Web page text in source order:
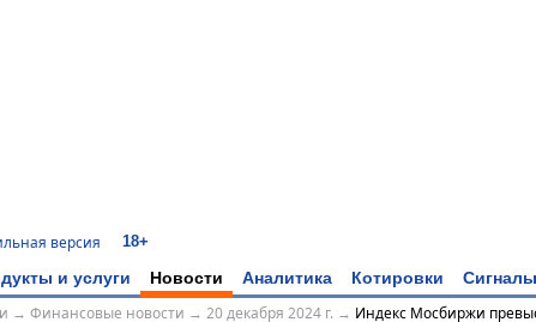
версия 18+
и услуги Новости Аналитика Котировки Сигналы
→ Финансовые новости → 20 декабря 2024 г. → Индекс Мосбиржи